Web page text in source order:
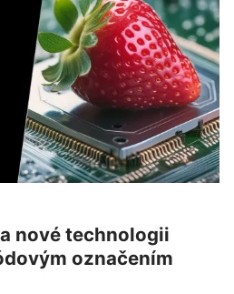
nové technologii
označením